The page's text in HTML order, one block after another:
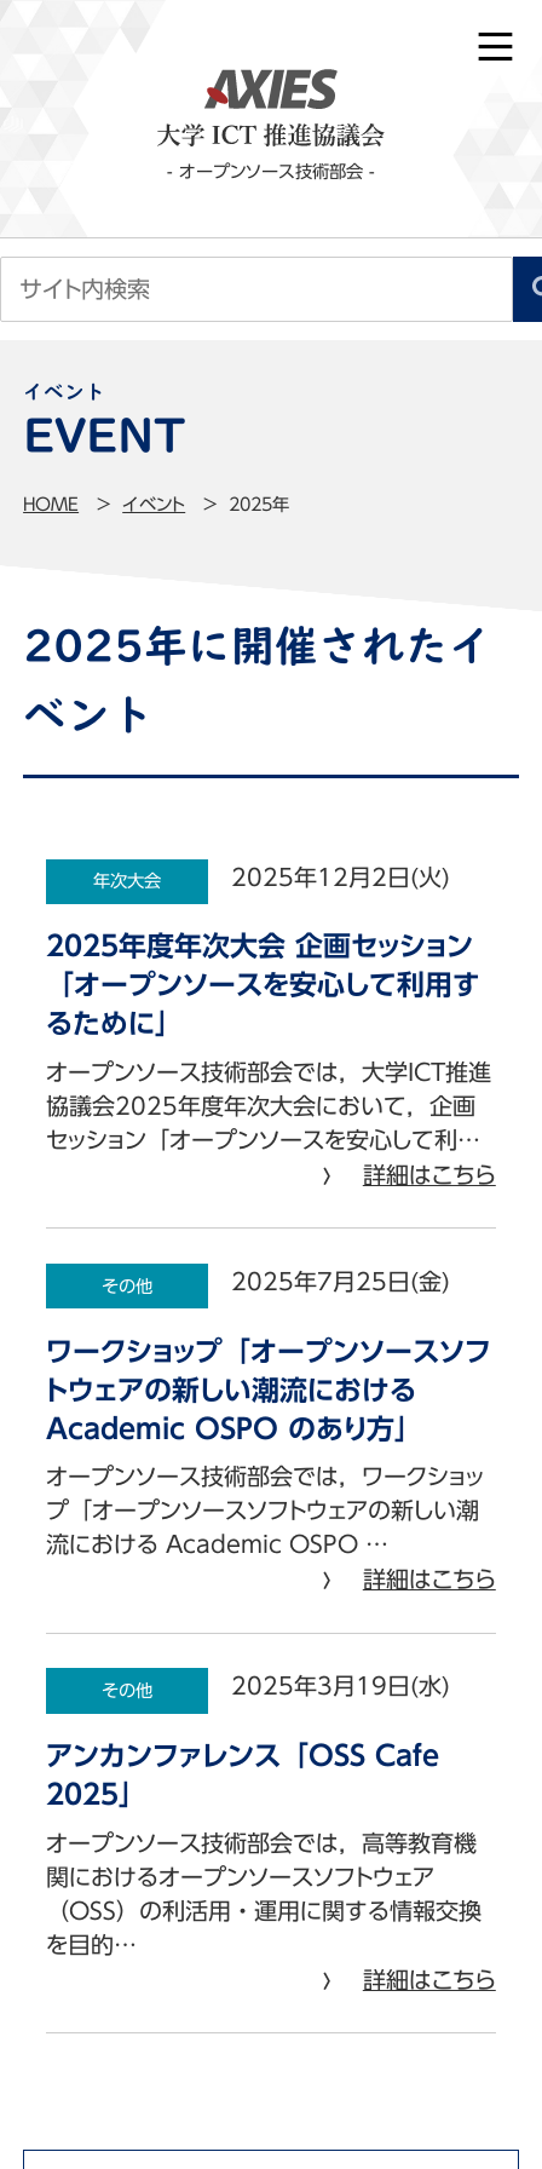
- オープンソース技術部会 -
イベント
HOME イベント 2025年
2025年に開催されたイ
ベント
年次大会 2025年12月2日(火)
2025年度年次大会 企画セッション
「オープンソースを安心して利用す
るために」
オープンソース技術部会では，大学ICT推進
協議会2025年度年次大会において，企画
セッション「オープンソースを安心して利…
詳細はこちら
その他 2025年7月25日(金)
ワークショップ「オープンソースソフ
トウェアの新しい潮流における
Academic OSPO のあり方」
オープンソース技術部会では，ワークショッ
プ「オープンソースソフトウェアの新しい潮
流における Academic OSPO …
詳細はこちら
その他 2025年3月19日(水)
アンカンファレンス「OSS Cafe
2025」
オープンソース技術部会では，高等教育機
関におけるオープンソースソフトウェア
（OSS）の利活用・運用に関する情報交換
を目的…
詳細はこちら